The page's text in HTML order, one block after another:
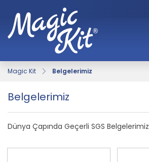
Magic Kit Belgelerimiz
Belgelerimiz
Dünya Çapında Geçerli SGS Belgelerimiz